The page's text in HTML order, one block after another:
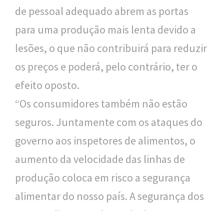
de pessoal adequado abrem as portas
para uma produção mais lenta devido a
lesões, o que não contribuirá para reduzir
os preços e poderá, pelo contrário, ter o
efeito oposto.
“Os consumidores também não estão
seguros. Juntamente com os ataques do
governo aos inspetores de alimentos, o
aumento da velocidade das linhas de
produção coloca em risco a segurança
alimentar do nosso país. A segurança dos